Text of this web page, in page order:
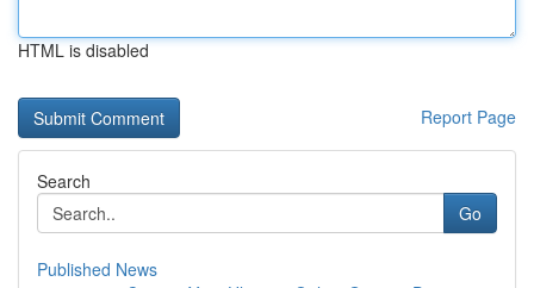
HTML is disabled
Report Page
Search
Go
Published News